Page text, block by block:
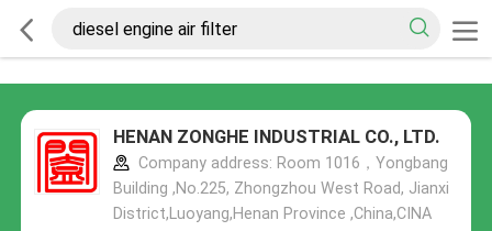
HENAN ZONGHE INDUSTRIAL CO., LTD.
Company address: Room 1016，Yongbang
Building ,No.225, Zhongzhou West Road, Jianxi
District,Luoyang,Henan Province ,China,CINA